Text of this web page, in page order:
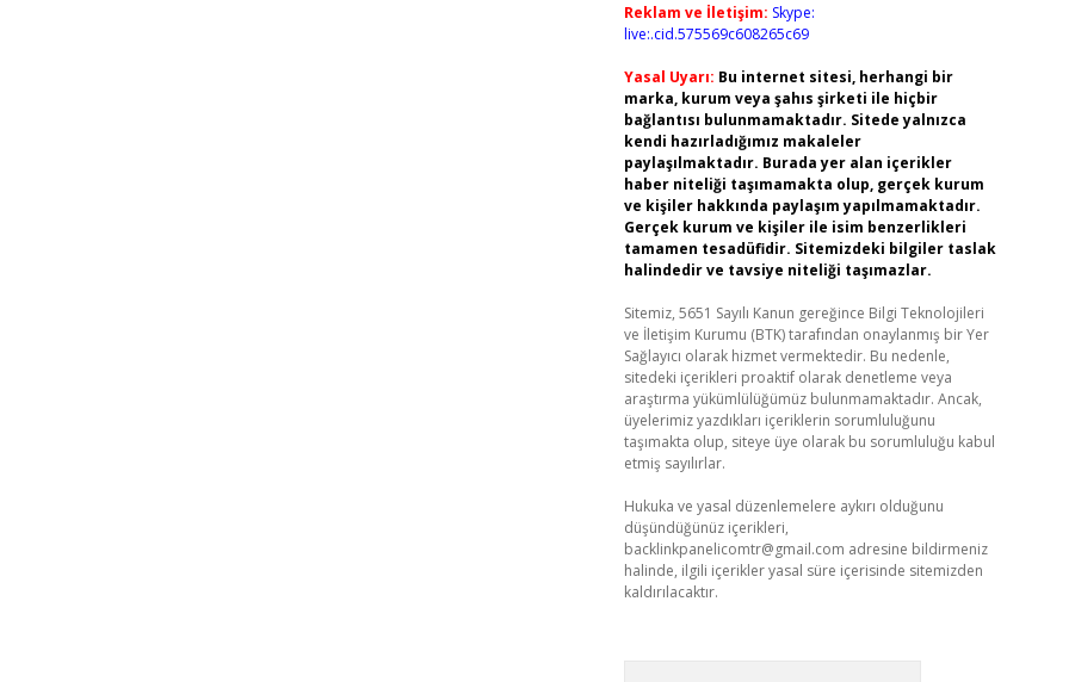
Reklam ve İletişim: Skype:
live:.cid.575569c608265c69
Yasal Uyarı: Bu internet sitesi, herhangi bir
marka, kurum veya şahıs şirketi ile hiçbir
bağlantısı bulunmamaktadır. Sitede yalnızca
kendi hazırladığımız makaleler
paylaşılmaktadır. Burada yer alan içerikler
haber niteliği taşımamakta olup, gerçek kurum
ve kişiler hakkında paylaşım yapılmamaktadır.
Gerçek kurum ve kişiler ile isim benzerlikleri
tamamen tesadüfidir. Sitemizdeki bilgiler taslak
halindedir ve tavsiye niteliği taşımazlar.
Sitemiz, 5651 Sayılı Kanun gereğince Bilgi Teknolojileri
ve İletişim Kurumu (BTK) tarafından onaylanmış bir Yer
Sağlayıcı olarak hizmet vermektedir. Bu nedenle,
sitedeki içerikleri proaktif olarak denetleme veya
araştırma yükümlülüğümüz bulunmamaktadır. Ancak,
üyelerimiz yazdıkları içeriklerin sorumluluğunu
taşımakta olup, siteye üye olarak bu sorumluluğu kabul
etmiş sayılırlar.
Hukuka ve yasal düzenlemelere aykırı olduğunu
düşündüğünüz içerikleri,
backlinkpanelicomtr@gmail.com adresine bildirmeniz
halinde, ilgili içerikler yasal süre içerisinde sitemizden
kaldırılacaktır.